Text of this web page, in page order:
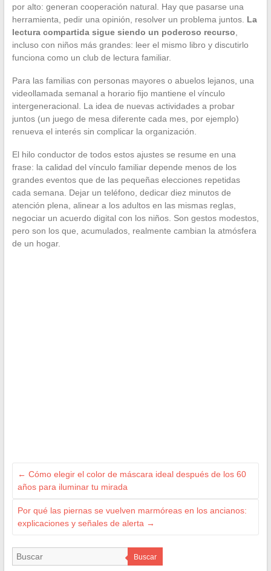
por alto: generan cooperación natural. Hay que pasarse una
herramienta, pedir una opinión, resolver un problema juntos. La
lectura compartida sigue siendo un poderoso recurso,
incluso con niños más grandes: leer el mismo libro y discutirlo
funciona como un club de lectura familiar.
Para las familias con personas mayores o abuelos lejanos, una
videollamada semanal a horario fijo mantiene el vínculo
intergeneracional. La idea de nuevas actividades a probar
juntos (un juego de mesa diferente cada mes, por ejemplo)
renueva el interés sin complicar la organización.
El hilo conductor de todos estos ajustes se resume en una
frase: la calidad del vínculo familiar depende menos de los
grandes eventos que de las pequeñas elecciones repetidas
cada semana. Dejar un teléfono, dedicar diez minutos de
atención plena, alinear a los adultos en las mismas reglas,
negociar un acuerdo digital con los niños. Son gestos modestos,
pero son los que, acumulados, realmente cambian la atmósfera
de un hogar.
← Cómo elegir el color de máscara ideal después de los 60
años para iluminar tu mirada
Por qué las piernas se vuelven marmóreas en los ancianos:
explicaciones y señales de alerta →
Buscar